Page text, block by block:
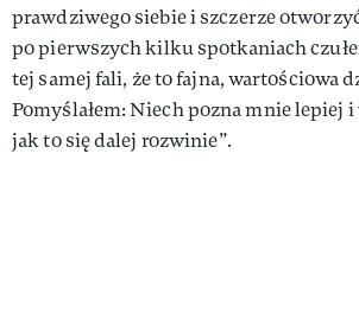
prawdziwego siebie i szczerze
po pierwszych kilku spotkaniach
tej samej fali, że to fajna, wartościowa
Pomyślałem: Niech pozna mnie lepiej
jak to się dalej rozwinie”.